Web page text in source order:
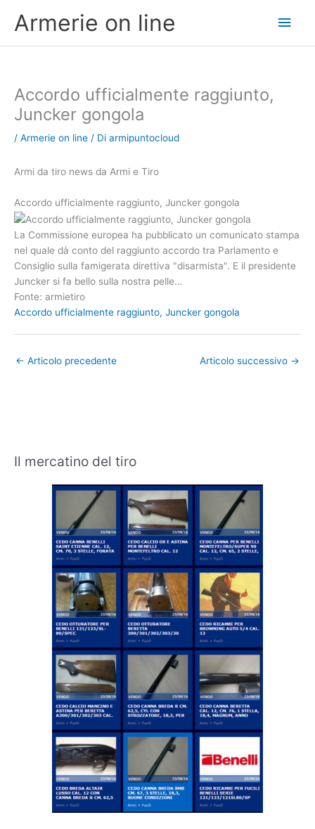
Armerie on line
Accordo ufficialmente raggiunto,
Juncker gongola
/ Armerie on line / Di armipuntocloud
Armi da tiro news da Armi e Tiro
Accordo ufficialmente raggiunto, Juncker gongola
La Commissione europea ha pubblicato un comunicato stampa
nel quale dà conto del raggiunto accordo tra Parlamento e
Consiglio sulla famigerata direttiva "disarmista". E il presidente
Juncker si fa bello sulla nostra pelle…
Fonte: armietiro
Accordo ufficialmente raggiunto, Juncker gongola
← Articolo precedente Articolo successivo →
Il mercatino del tiro